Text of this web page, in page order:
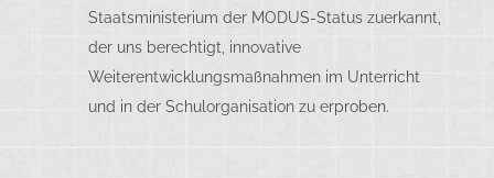
Staatsministerium der MODUS-Status zuerkannt,
der uns berechtigt, innovative
Weiterentwicklungsmaßnahmen im Unterricht
und in der Schulorganisation zu erproben.